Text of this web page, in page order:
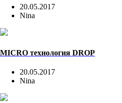
20.05.2017
Nina
MICRO технология DROP
20.05.2017
Nina